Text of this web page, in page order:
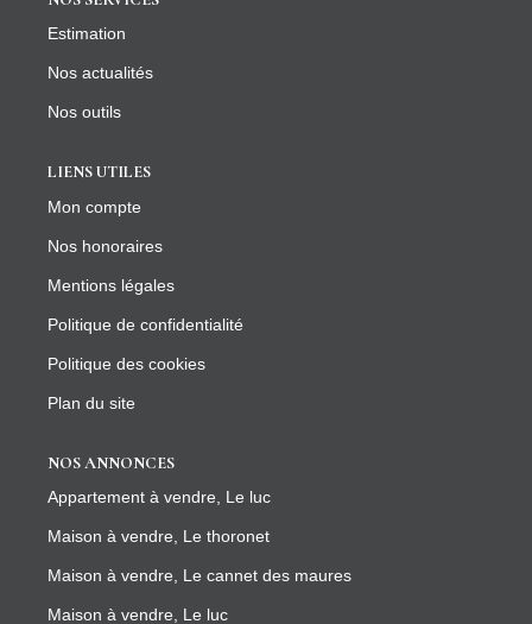
Estimation
Nos actualités
Nos outils
LIENS UTILES
Mon compte
Nos honoraires
Mentions légales
Politique de confidentialité
Politique des cookies
Plan du site
NOS ANNONCES
Appartement à vendre, Le luc
Maison à vendre, Le thoronet
Maison à vendre, Le cannet des maures
Maison à vendre, Le luc